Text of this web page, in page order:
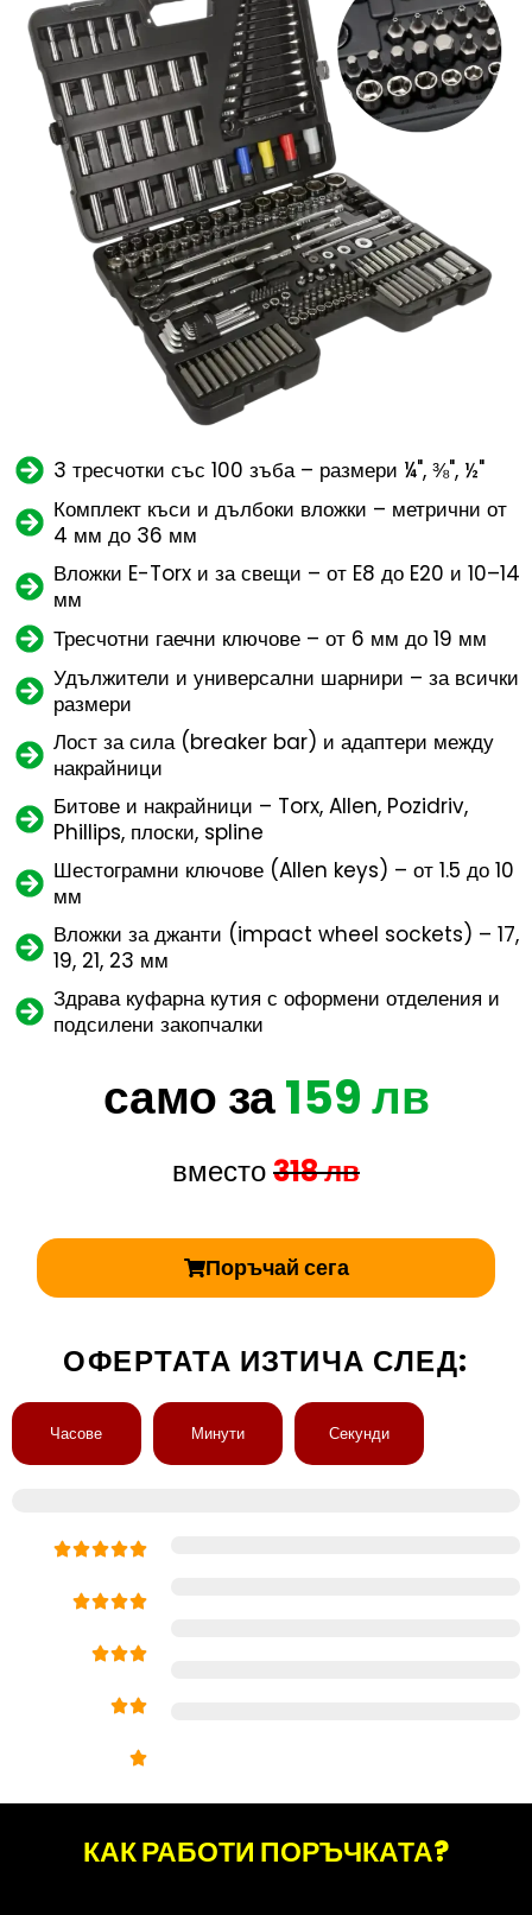
3 тресчотки със 100 зъба – размери ¼", ⅜", ½"
Комплект къси и дълбоки вложки – метрични от
4 мм до 36 мм
Вложки E-Torx и за свещи – от E8 до E20 и 10–14
мм
Тресчотни гаечни ключове – от 6 мм до 19 мм
Удължители и универсални шарнири – за всички
размери
Лост за сила (breaker bar) и адаптери между
накрайници
Битове и накрайници – Torx, Allen, Pozidriv,
Phillips, плоски, spline
Шестограмни ключове (Allen keys) – от 1.5 до 10
мм
Вложки за джанти (impact wheel sockets) – 17,
19, 21, 23 мм
Здрава куфарна кутия с оформени отделения и
подсилени закопчалки
само за159 лв
вместо318 лв
Поръчай сега
ОФЕРТАТА ИЗТИЧА СЛЕД:
Часове Минути Секунди
КАК РАБОТИ ПОРЪЧКАТА?